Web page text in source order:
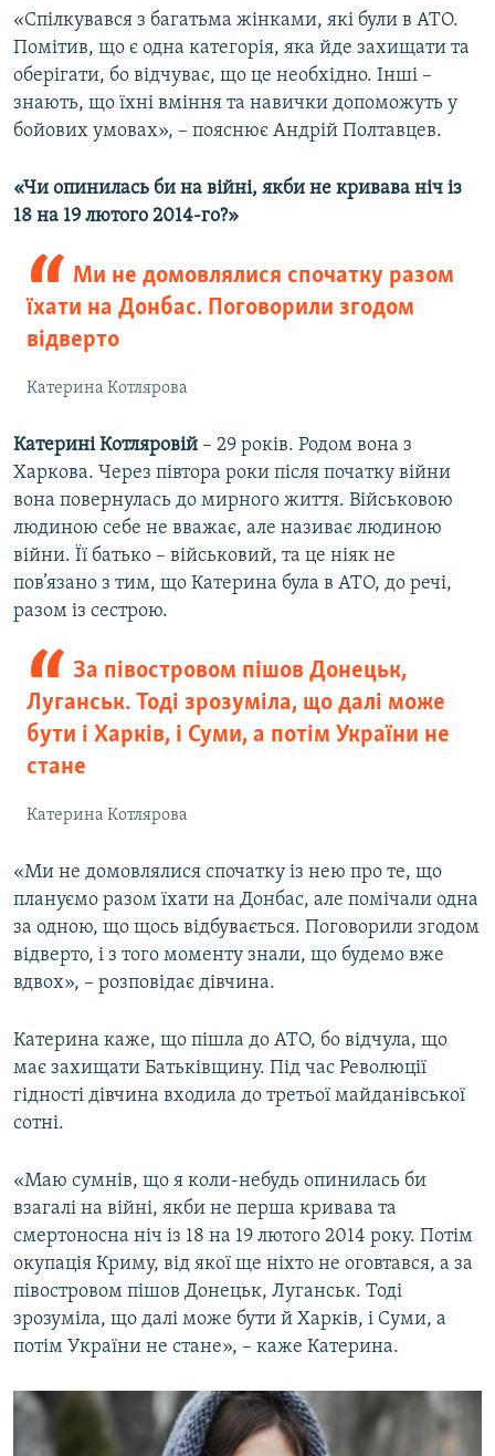
«Спілкувався з багатьма жінками, які були в АТО.
Помітив, що є одна категорія, яка йде захищати та
оберігати, бо відчуває, що це необхідно. Інші –
знають, що їхні вміння та навички допоможуть у
бойових умовах», – пояснює Андрій Полтавцев.​
«Чи опинилась би на війні, якби не кривава ніч із
18 на 19 лютого 2014-го?»
Ми не домовлялися спочатку разом
їхати на Донбас. Поговорили згодом
відверто
Катерина Котлярова
Катерині Котляровій – 29 років. Родом вона з
Харкова. Через півтора роки після початку війни
вона повернулась до мирного життя. Військовою
людиною себе не вважає, але називає людиною
війни. Її батько – військовий, та це ніяк не
пов’язано з тим, що Катерина була в АТО, до речі,
разом із сестрою.
За півостровом пішов Донецьк,
Луганськ. Тоді зрозуміла, що далі може
бути і Харків, і Суми, а потім України не
стане
Катерина Котлярова
«Ми не домовлялися спочатку із нею про те, що
плануємо разом їхати на Донбас, але помічали одна
за одною, що щось відбувається. Поговорили згодом
відверто, і з того моменту знали, що будемо вже
вдвох», – розповідає дівчина.
Катерина каже, що пішла до АТО, бо відчула, що
має захищати Батьківщину. Під час Революції
гідності дівчина входила до третьої майданівської
сотні.
«Маю сумнів, що я коли-небудь опинилась би
взагалі на війні, якби не перша кривава та
смертоносна ніч із 18 на 19 лютого 2014 року. Потім
окупація Криму, від якої ще ніхто не оговтався, а за
півостровом пішов Донецьк, Луганськ. Тоді
зрозуміла, що далі може бути й Харків, і Суми, а
потім України не стане», – каже Катерина.